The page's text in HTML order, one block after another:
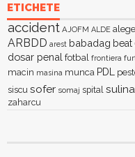
ETICHETE
accident AJOFM ALDE
ARBDD arest babadag beat
dosar penal fotbal frontiera
macin masina munca PDL
siscu sofer somaj spital sulina
zaharcu